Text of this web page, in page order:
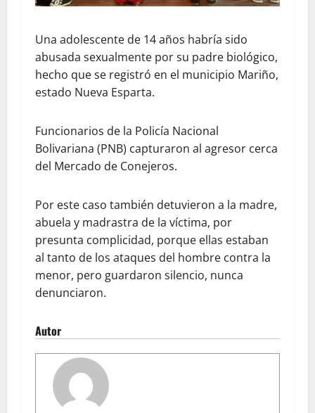
Una adolescente de 14 años habría sido
abusada sexualmente por su padre biológico,
hecho que se registró en el municipio Mariño,
estado Nueva Esparta.
Funcionarios de la Policía Nacional
Bolivariana (PNB) capturaron al agresor cerca
del Mercado de Conejeros.
Por este caso también detuvieron a la madre,
abuela y madrastra de la víctima, por
presunta complicidad, porque ellas estaban
al tanto de los ataques del hombre contra la
menor, pero guardaron silencio, nunca
denunciaron.
Autor